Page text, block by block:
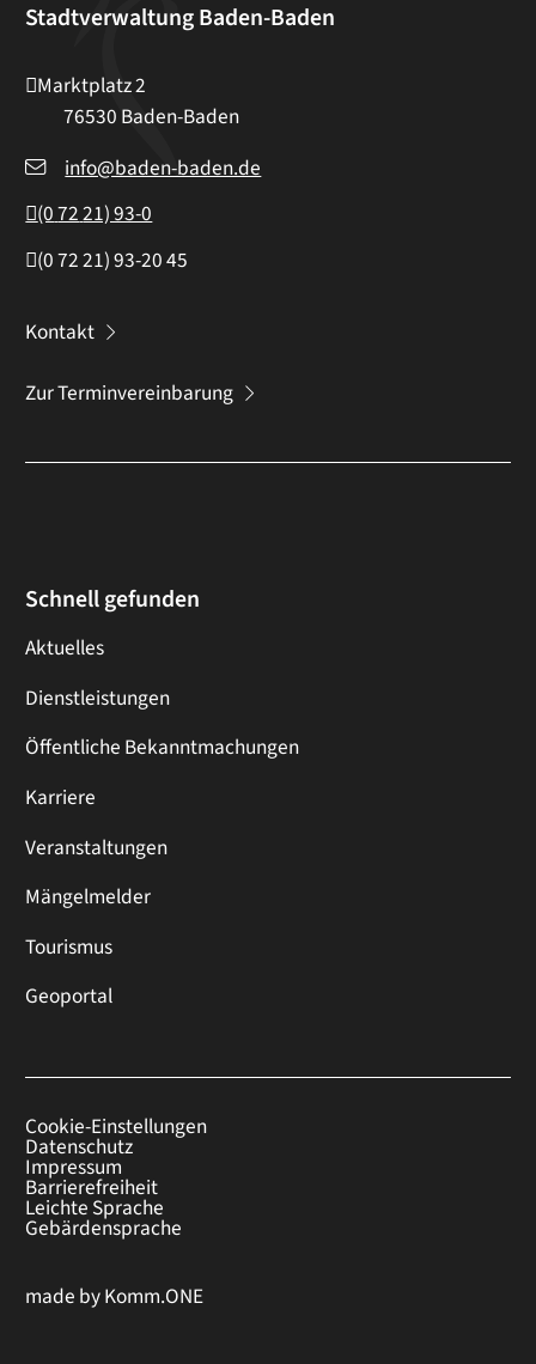
Stadtverwaltung Baden-Baden
Marktplatz 2
76530 Baden-Baden
info@baden-baden.de
(07221) 93-0
(07221) 93-2045
Kontakt
Zur Terminvereinbarung
Schnell gefunden
Aktuelles
Dienstleistungen
Öffentliche Bekanntmachungen
Karriere
Veranstaltungen
Mängelmelder
Tourismus
Geoportal
Cookie-Einstellungen
Datenschutz
Impressum
Barrierefreiheit
Leichte Sprache
Gebärdensprache
made byKomm.ONE